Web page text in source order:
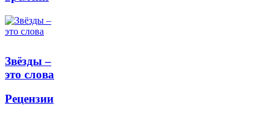
Звёзды –
это слова
Рецензии